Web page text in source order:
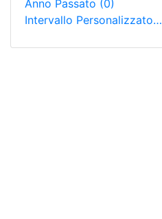
Anno Passato (0)
Intervallo Personalizzato…